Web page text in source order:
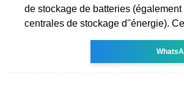
de stockage de batteries
centrales de stockage d''énergie).